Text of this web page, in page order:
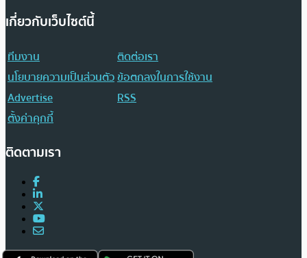
เกี่ยวกับเว็บไซต์นี้
ทีมงาน
ติดต่อเรา
นโยบายความเป็นส่วนตัวข้อตกลงในการใช้งาน
Advertise
RSS
ตั้งค่าคุกกี้
ติดตามเรา